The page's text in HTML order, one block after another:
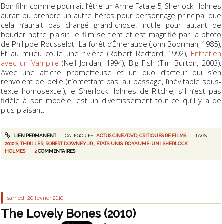
Bon film comme pourrait l’être un Arme Fatale 5, Sherlock Holmes
aurait pu prendre un autre héros pour personnage principal que
cela n’aurait pas changé grand-chose. Inutile pour autant de
bouder notre plaisir, le film se tient et est magnifié par la photo
de Philippe Rousselot -La forêt d’Émeraude (John Boorman, 1985),
Et au milieu coule une rivière (Robert Redford, 1992), Entretien
avec un Vampire (Neil Jordan, 1994), Big Fish (Tim Burton, 2003).
Avec une affiche prometteuse et un duo d’acteur qui s’en
renvoient de belle (n’omettant pas, au passage, l’inévitable sous-
texte homosexuel), le Sherlock Holmes de Ritchie, s’il n’est pas
fidèle à son modèle, est un divertissement tout ce qu’il y a de
plus plaisant.
LIEN PERMANENT CATÉGORIES :ACTUS CINÉ/DVD, CRITIQUES DE FILMS
TAGS :
2010'S,THRILLER, ROBERT DOWNEY JR., ÉTATS-UNIS, ROYAUME-UNI,SHERLOCK
HOLMES
2COMMENTAIRES
samedi 20 février 2010
The Lovely Bones (2010)